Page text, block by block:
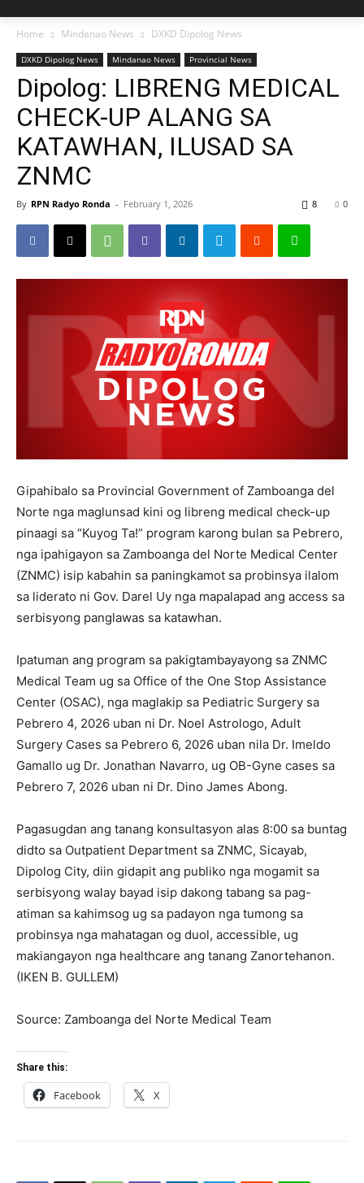
Home Mindanao News DXKD Dipolog News
DXKD Dipolog News Mindanao News Provincial News
Dipolog: LIBRENG MEDICAL
CHECK-UP ALANG SA
KATAWHAN, ILUSAD SA
ZNMC
By RPN Radyo Ronda - February 1, 2026 0
8
Gipahibalo sa Provincial Government of Zamboanga del
Norte nga maglunsad kini og libreng medical check-up
pinaagi sa “Kuyog Ta!” program karong bulan sa Pebrero,
nga ipahigayon sa Zamboanga del Norte Medical Center
(ZNMC) isip kabahin sa paningkamot sa probinsya ilalom
sa liderato ni Gov. Darel Uy nga mapalapad ang access sa
serbisyong panglawas sa katawhan.
Ipatuman ang program sa pakigtambayayong sa ZNMC
Medical Team ug sa Office of the One Stop Assistance
Center (OSAC), nga maglakip sa Pediatric Surgery sa
Pebrero 4, 2026 uban ni Dr. Noel Astrologo, Adult
Surgery Cases sa Pebrero 6, 2026 uban nila Dr. Imeldo
Gamallo ug Dr. Jonathan Navarro, ug OB-Gyne cases sa
Pebrero 7, 2026 uban ni Dr. Dino James Abong.
Pagasugdan ang tanang konsultasyon alas 8:00 sa buntag
didto sa Outpatient Department sa ZNMC, Sicayab,
Dipolog City, diin gidapit ang publiko nga mogamit sa
serbisyong walay bayad isip dakong tabang sa pag-
atiman sa kahimsog ug sa padayon nga tumong sa
probinsya nga mahatagan og duol, accessible, ug
makiangayon nga healthcare ang tanang Zanortehanon.
(IKEN B. GULLEM)
Source: Zamboanga del Norte Medical Team
Share this:
Facebook X